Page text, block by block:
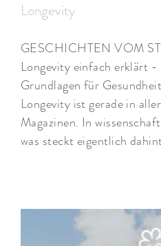
Longevity
GESCHICHTEN VOM
Longevity einfach erklärt
Grundlagen für
Longevity ist gerade in
Magazinen. In
was steckt eigentlich